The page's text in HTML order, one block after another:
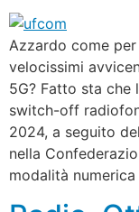
Azzardo come
velocissimi
5G? Fatto sta che
switch-off
2024, a seguito
nella
modalità